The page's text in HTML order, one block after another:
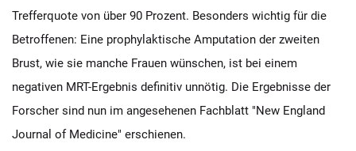
Trefferquote von über 90 Prozent. Besonders wichtig für die
Betroffenen: Eine prophylaktische Amputation der zweiten
Brust, wie sie manche Frauen wünschen, ist bei einem
negativen MRT-Ergebnis definitiv unnötig. Die Ergebnisse der
Forscher sind nun im angesehenen Fachblatt "New England
Journal of Medicine" erschienen.